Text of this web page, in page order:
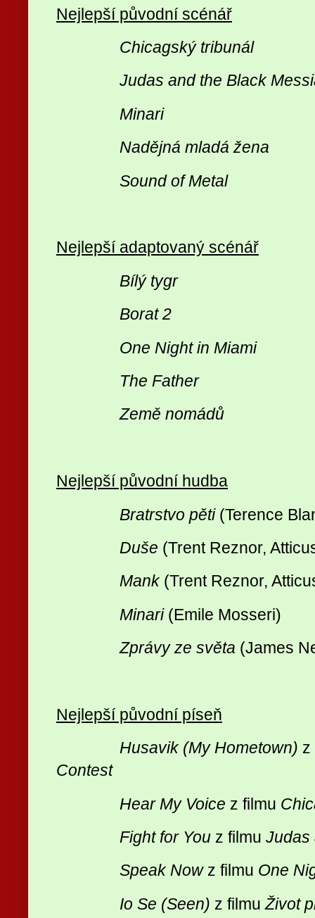
Nejlepší původní scénář
Chicagský tribunál
Judas and the Black
Minari
Nadějná mladá žena
Sound of Metal
Nejlepší adaptovaný scénář
Bílý tygr
Borat 2
One Night in Miami
The Father
Země nomádů
Nejlepší původní hudba
Bratrstvo pěti (Terence
Duše (Trent Reznor,
Mank(Trent Reznor,
Minari (Emile Mosseri)
Zprávy ze světa (James
Nejlepší původní píseň
Husavik (My Hometown) z
Contest
Hear My Voice z filmu
Fight for You z filmu Judas
Speak Nowz filmu One
Io Se (Seen) z filmuŽivot